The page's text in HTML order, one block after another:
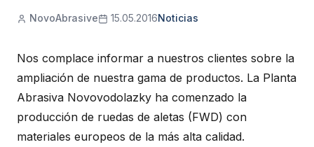
NovoAbrasive 15.05.2016Noticias
Nos complace informar a nuestros clientes sobre la
ampliación de nuestra gama de productos. La Planta
Abrasiva Novovodolazky ha comenzado la
producción de ruedas de aletas (FWD) con
materiales europeos de la más alta calidad.